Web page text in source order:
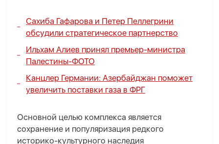
Сахиба Гафарова и Петер Пеллегрини
обсудили стратегическое партнерство
Ильхам Алиев принял премьер-министра
Палестины-ФОТО
Канцлер Германии: Азербайджан поможет
увеличить поставки газа в ФРГ
Основной целью комплекса является
сохранение и популяризация редкого
историко-культурного наследия